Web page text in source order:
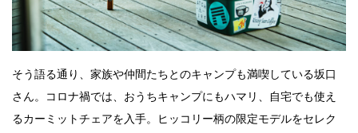
そう語る通り、家族や仲間たちとのキャンプも満喫している坂口
さん。コロナ禍では、おうちキャンプにもハマリ、自宅でも使え
るカーミットチェアを入手。ヒッコリー柄の限定モデルをセレク